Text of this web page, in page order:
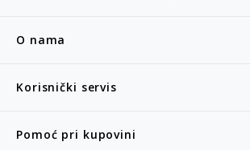
O nama
Korisnički servis
Pomoć pri kupovini